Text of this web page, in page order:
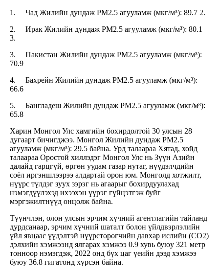
1. Чад Жилийн дундаж PM2.5 агууламж (мкг/м³): 89.7 2.
2. Ирак Жилийн дундаж PM2.5 агууламж (мкг/м³): 80.1
3.
3. Пакистан Жилийн дундаж PM2.5 агууламж (мкг/м³):
70.9
4. Бахрейн Жилийн дундаж PM2.5 агууламж (мкг/м³):
66.6
5. Бангладеш Жилийн дундаж PM2.5 агууламж (мкг/м³):
65.8
Харин Монгол Улс хамгийн бохирдолтой 30 улсын 28
дугаарт бичигджээ. Монгол Жилийн дундаж PM2.5
агууламж (мкг/м³): 29.5 байна. Урд талаараа Хятад, хойд
талаараа Оростой хиллэдэг Монгол Улс нь Зүүн Азийн
далайд гарцгүй, өргөн уудам газар нутаг, нүүдэлчдийн
соёл иргэншлээрээ алдартай орон юм. Монголд хотжилт,
нүүрс түлдэг зуух зэрэг нь агаарыг бохирдуулахад
нэмэгдүүлэхэд ихээхэн үүрэг гүйцэтгэж буйг
мэргэжилтнүүд онцолж байна.
Түүнчлэн, олон улсын эрчим хүчний агентлагийн тайланд
дурдсанаар, эрчим хүчний шаталт болон үйлдвэрлэлийн
үйл явцаас үүдэлтэй нүүрстөрөгчийн давхар ислийн (CO2)
дэлхийн хэмжээнд ялгарах хэмжээ 0.9 хувь буюу 321 метр
тонноор нэмэгдэж, 2022 онд бүх цаг үеийн дээд хэмжээ
буюу 36.8 гигатонд хүрсэн байна.